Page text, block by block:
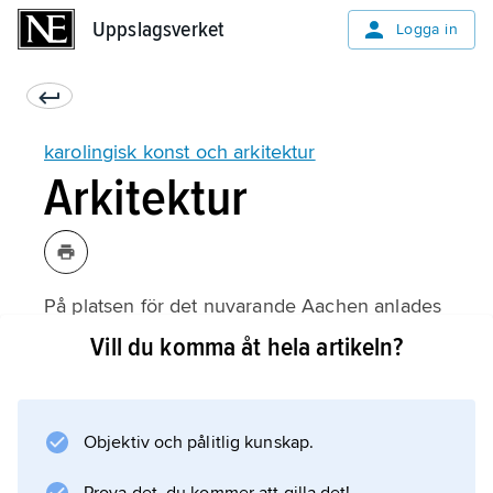
Uppslagsverket Logga in
karolingisk konst och arkitektur
Arkitektur
På platsen för det nuvarande Aachen anlades
vid 700-talets slut en karolingisk
– vars murar nu ingår i stadens rådhus –
utformades med den s.k. Konstantinsbasilikan
Vill du komma åt hela artikeln?
Objektiv och pålitlig kunskap.